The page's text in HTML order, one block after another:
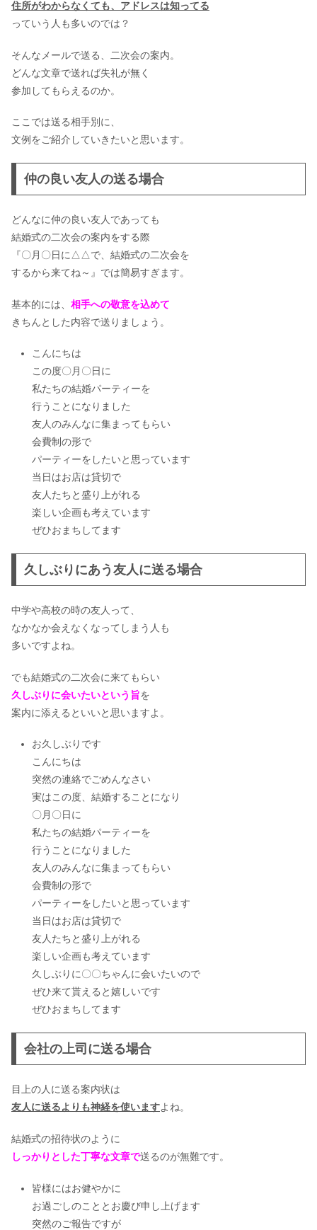
ち?
結婚式の赤ちゃんの席次表はどうす
る？
プロフィールムービーの自作ソフト＆
生い立ちムービーおすすめ33選
いとダメ？
住所がわからなくても、アドレスは知ってる
っていう人も多いのでは？
そんなメールで送る、二次会の案内。
どんな文章で送れば失礼が無く
参加してもらえるのか。
ここでは送る相手別に、
文例をご紹介していきたいと思います。
仲の良い友人の送る場合
どんなに仲の良い友人であっても
結婚式の二次会の案内をする際
『〇月〇日に△△で、結婚式の二次会を
するから来てね～』では簡易すぎます。
基本的には、 相手への敬意を込めて
きちんとした内容で送りましょう。
こんにちは
この度〇月〇日に
私たちの結婚パーティーを
行うことになりました
友人のみんなに集まってもらい
会費制の形で
パーティーをしたいと思っています
当日はお店は貸切で
友人たちと盛り上がれる
楽しい企画も考えています
ぜひおまちしてます
久しぶりにあう友人に送る場合
中学や高校の時の友人って、
なかなか会えなくなってしまう人も
多いですよね。
でも結婚式の二次会に来てもらい
久しぶりに会いたいという旨を
案内に添えるといいと思いますよ。
お久しぶりです
こんにちは
突然の連絡でごめんなさい
実はこの度、結婚することになり
〇月〇日に
私たちの結婚パーティーを
行うことになりました
友人のみんなに集まってもらい
会費制の形で
パーティーをしたいと思っています
当日はお店は貸切で
友人たちと盛り上がれる
楽しい企画も考えています
久しぶりに〇〇ちゃんに会いたいので
ぜひ来て貰えると嬉しいです
ぜひおまちしてます
会社の上司に送る場合
目上の人に送る案内状は
友人に送るよりも神経を使いますよね。
結婚式の招待状のように
しっかりとした丁寧な文章で送るのが無難です。
皆様にはお健やかに
お過ごしのこととお慶び申し上げます
突然のご報告ですが